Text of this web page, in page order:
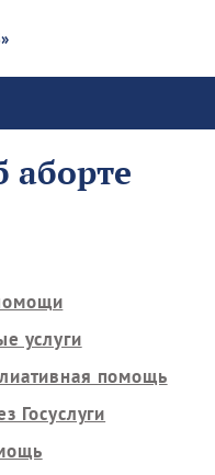
услуги
помощь
Госуслуги